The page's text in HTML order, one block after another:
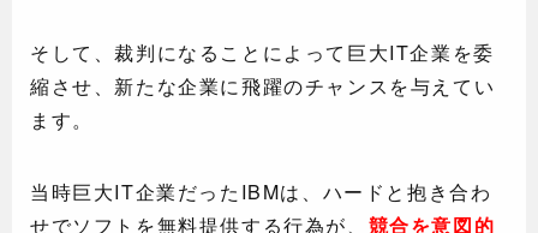
そして、裁判になることによって巨大IT企業を委
縮させ、新たな企業に飛躍のチャンスを与えてい
ます。
当時巨大IT企業だったIBMは、ハードと抱き合わ
せでソフトを無料提供する行為が、 競合を意図的